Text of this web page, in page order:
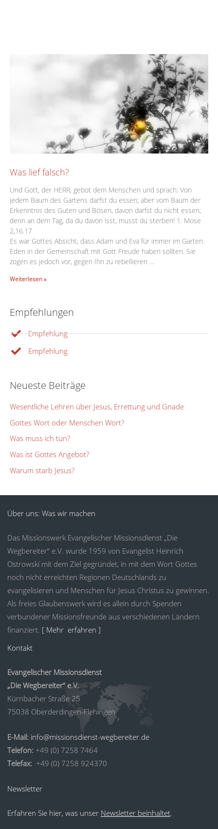
Was lief falsch?
Und Gott, der HERR, gebot dem Menschen und sprach: Von
jedem Baum des Gartens darfst du essen; aber vom Baum der
Erkenntnis des Guten und Bösen, davon darfst du nicht essen;
denn an dem Tag, da du davon isst, musst du sterben! 1. Mose
2,16.17
Es war Gottes Absicht, dass Adam und Eva für immer im Garten
Eden in der Gemeinschaft mit Gott Freude haben sollten. Sie
zogen es jedoch vor, gegen Ihn zu rebellieren …
Weiterlesen »
Empfehlungen
Empfehlung
Empfehlung
Neueste Beiträge
Wesentliche Lehren über Jesus, Errettung und Gnade
Gottes Wort oder Menschen Wort?
Was muss ich tun?
Was ist Gottes Angebot?
Warum starb Jesus?
Über uns: Was wir machen
Das Missionswerk Evangelischer Missionsdienst „Die
Wegbereiter“ e.V. wurde 1959 von Evangelist Heinrich
Ostrowski mit dem Ziel gegründet, in mit dem Wort Gottes
noch nicht erreichten Regionen Deutschlands zu
evangelisieren und Menschen für Jesus Christus zu gewinnen.
Als freies Glaubenswerk wird es allein durch Spenden
verbundener Missionsfreunde aus verschiedenen Ländern
finanziert. [ Mehr erfahren ]
Kontakt
Evangelischer Missionsdienst
„Die Wegbereiter“ e.V.
Kürnbacher Straße 25
75038 Oberderdingen-Flehingen
E-Mail: info@missionsdienst-wegbereiter.de
Telefon: +49 (0) 7258 7464
Telefax: +49 (0) 7258 924370
Newsletter
Erfahren Sie hier, was unser Newsletter beinhaltet.